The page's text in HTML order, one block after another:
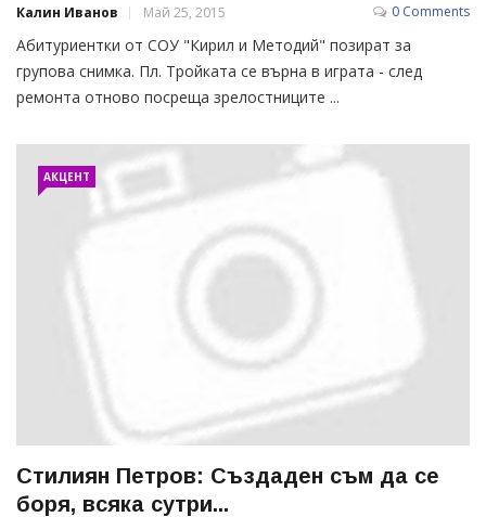
Калин Иванов Май 25, 2015 0 Comments
Абитуриентки от СОУ "Кирил и Методий" позират за
групова снимка. Пл. Тройката се върна в играта - след
ремонта отново посреща зрелостниците ...
АКЦЕНТ
Стилиян Петров: Създаден съм да се
боря, всяка сутри...